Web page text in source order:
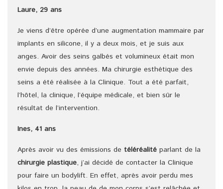
Laure, 29 ans
Je viens d’être opérée d’une augmentation mammaire par
implants en silicone, il y a deux mois, et je suis aux
anges. Avoir des seins galbés et volumineux était mon
envie depuis des années. Ma chirurgie esthétique des
seins a été réalisée à la Clinique. Tout a été parfait,
l’hôtel, la clinique, l’équipe médicale, et bien sûr le
résultat de l’intervention.
Ines, 41 ans
Après avoir vu des émissions de téléréalité parlant de la
chirurgie plastique, j’ai décidé de contacter la Clinique
pour faire un bodylift. En effet, après avoir perdu mes